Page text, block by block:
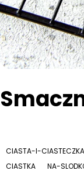
CIASTA-I-CIASTECZKA
CIASTKA
NA-